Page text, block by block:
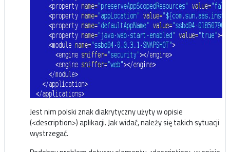
Jest nim polski znak diakrytyczny użyty w opisie
(<description>) aplikacji. Jak widać, należy się takich sytuacji
wystrzegać.